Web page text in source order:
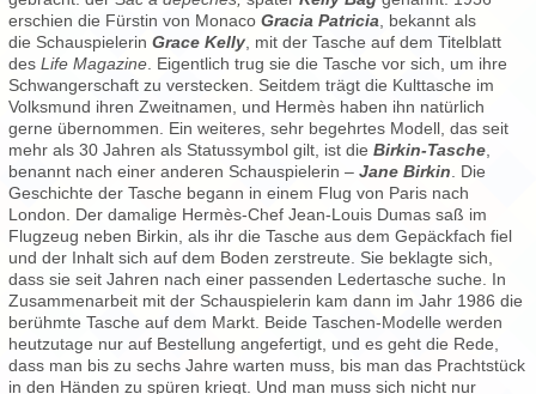
erschien die Fürstin von Monaco Gracia Patricia , bekannt als
die Schauspielerin Grace Kelly , mit der Tasche auf dem Titelblatt
des Life Magazine . Eigentlich trug sie die Tasche vor sich, um ihre
Schwangerschaft zu verstecken. Seitdem trägt die Kulttasche im
Volksmund ihren Zweitnamen, und Hermès haben ihn natürlich
gerne übernommen. Ein weiteres, sehr begehrtes Modell, das seit
mehr als 30 Jahren als Statussymbol gilt, ist die Birkin-Tasche
benannt nach einer anderen Schauspielerin – Jane Birkin . Die
Geschichte der Tasche begann in einem Flug von Paris nach
London. Der damalige Hermès-Chef Jean-Louis Dumas saß im
Flugzeug neben Birkin, als ihr die Tasche aus dem Gepäckfach fiel
und der Inhalt sich auf dem Boden zerstreute. Sie beklagte sich,
dass sie seit Jahren nach einer passenden Ledertasche suche. In
Zusammenarbeit mit der Schauspielerin kam dann im Jahr 1986 die
berühmte Tasche auf dem Markt. Beide Taschen-Modelle werden
heutzutage nur auf Bestellung angefertigt, und es geht die Rede,
dass man bis zu sechs Jahre warten muss, bis man das Prachtstück
in den Händen zu spüren kriegt. Und man muss sich nicht nur